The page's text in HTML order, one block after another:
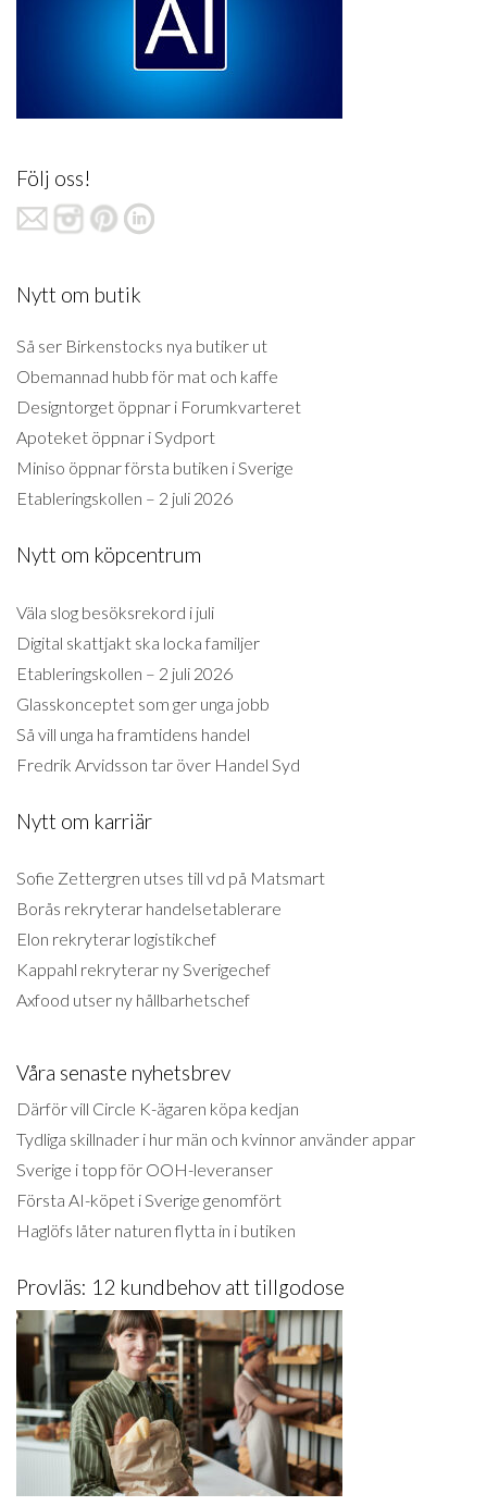
Följ oss!
Nytt om butik
Så ser Birkenstocks nya butiker ut
Obemannad hubb för mat och kaffe
Designtorget öppnar i Forumkvarteret
Apoteket öppnar i Sydport
Miniso öppnar första butiken i Sverige
Etableringskollen – 2 juli 2026
Nytt om köpcentrum
Väla slog besöksrekord i juli
Digital skattjakt ska locka familjer
Etableringskollen – 2 juli 2026
Glasskonceptet som ger unga jobb
Så vill unga ha framtidens handel
Fredrik Arvidsson tar över Handel Syd
Nytt om karriär
Sofie Zettergren utses till vd på Matsmart
Borås rekryterar handelsetablerare
Elon rekryterar logistikchef
Kappahl rekryterar ny Sverigechef
Axfood utser ny hållbarhetschef
Våra senaste nyhetsbrev
Därför vill Circle K-ägaren köpa kedjan
Tydliga skillnader i hur män och kvinnor använder appar
Sverige i topp för OOH-leveranser
Första AI-köpet i Sverige genomfört
Haglöfs låter naturen flytta in i butiken
Provläs: 12 kundbehov att tillgodose